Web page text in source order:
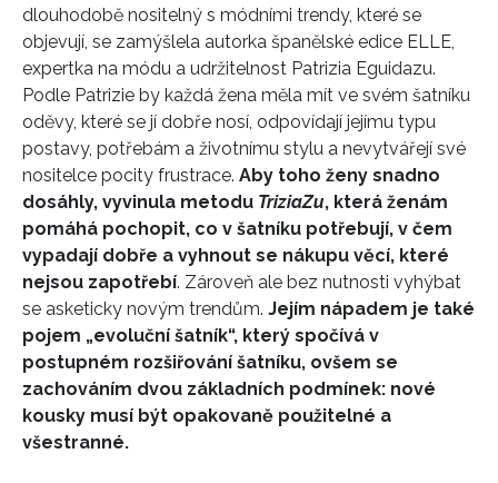
dlouhodobě nositelný s módními trendy, které se
objevují, se zamýšlela autorka španělské edice ELLE,
expertka na módu a udržitelnost Patrizia Eguidazu.
Podle Patrizie by každá žena měla mít ve svém šatníku
oděvy, které se jí dobře nosí, odpovídají jejímu typu
postavy, potřebám a životnímu stylu a nevytvářejí své
nositelce pocity frustrace. Aby toho ženy snadno
dosáhly, vyvinula metodu TriziaZu, která ženám
pomáhá pochopit, co v šatníku potřebují, v čem
vypadají dobře a vyhnout se nákupu věcí, které
nejsou zapotřebí. Zároveň ale bez nutnosti vyhýbat
se asketicky novým trendům. Jejím nápadem je také
pojem „evoluční šatník“, který spočívá v
postupném rozšiřování šatníku, ovšem se
zachováním dvou základních podmínek: nové
kousky musí být opakovaně použitelné a
všestranné.